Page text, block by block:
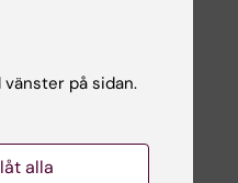
på sidan.
alla